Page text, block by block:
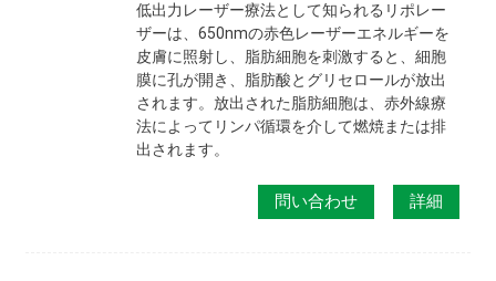
低出力レーザー療法として知られるリポレー
ザーは、650nmの赤色レーザーエネルギーを
皮膚に照射し、脂肪細胞を刺激すると、細胞
膜に孔が開き、脂肪酸とグリセロールが放出
されます。放出された脂肪細胞は、赤外線療
法によってリンパ循環を介して燃焼または排
出されます。
問い合わせ 詳細